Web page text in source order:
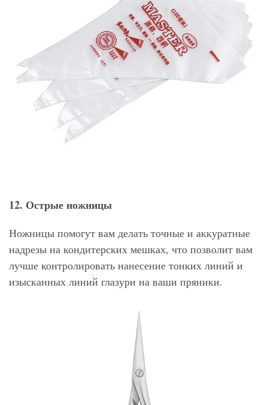
12. Острые ножницы
Ножницы помогут вам делать точные и аккуратные
надрезы на кондитерских мешках, что позволит вам
лучше контролировать нанесение тонких линий и
изысканных линий глазури на ваши пряники.